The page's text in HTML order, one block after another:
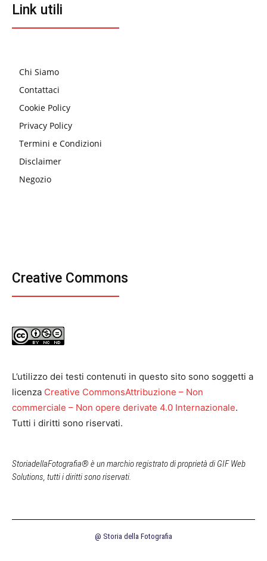
Link utili
Chi Siamo
Contattaci
Cookie Policy
Privacy Policy
Termini e Condizioni
Disclaimer
Negozio
Creative Commons
L’utilizzo dei testi contenuti in questo sito sono soggetti a
licenza Creative CommonsAttribuzione – Non
commerciale – Non opere derivate 4.0 Internazionale.
Tutti i diritti sono riservati.
StoriadellaFotografia® è un marchio registrato di proprietà di GIF Web
Solutions, tutti i diritti sono riservati.
@ Storia della Fotografia